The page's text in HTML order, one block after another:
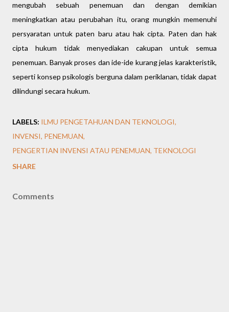
mengubah sebuah penemuan dan dengan demikian
meningkatkan atau perubahan itu, orang mungkin memenuhi
persyaratan untuk paten baru atau hak cipta. Paten dan hak
cipta hukum tidak menyediakan cakupan untuk semua
penemuan. Banyak proses dan ide-ide kurang jelas karakteristik,
seperti konsep psikologis berguna dalam periklanan, tidak dapat
dilindungi secara hukum.
LABELS: ILMU PENGETAHUAN DAN TEKNOLOGI
INVENSI PENEMUAN
PENGERTIAN INVENSI ATAU PENEMUAN TEKNOLOGI
SHARE
Comments